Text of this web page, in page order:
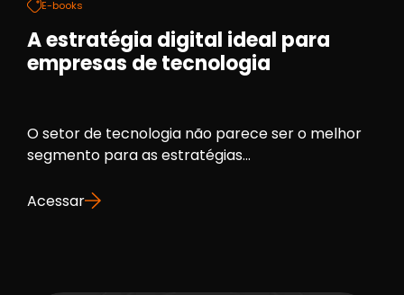
E-books
A estratégia digital ideal para
empresas de tecnologia
O setor de tecnologia não parece ser o melhor
segmento para as estratégias...
Acessar